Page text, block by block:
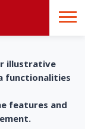
illustrative
functionalities
features and